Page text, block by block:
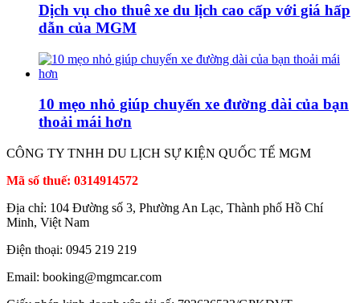
Dịch vụ cho thuê xe du lịch cao cấp với giá hấp
dẫn của MGM
10 mẹo nhỏ giúp chuyến xe đường dài của bạn
thoải mái hơn
CÔNG TY TNHH DU LỊCH SỰ KIỆN QUỐC TẾ MGM
Mã số thuế: 0314914572
Địa chỉ: 104 Đường số 3, Phường An Lạc, Thành phố Hồ Chí
Minh, Việt Nam
Điện thoại: 0945 219 219
Email: booking@mgmcar.com